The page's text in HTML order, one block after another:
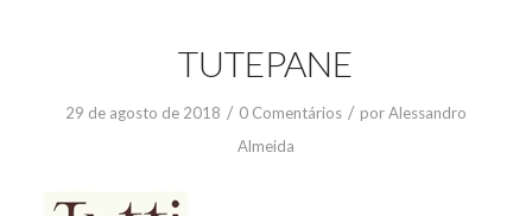
TUTEPANE
29 de agosto de 2018 / 0 Comentários / porAlessandro
Almeida